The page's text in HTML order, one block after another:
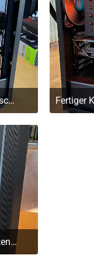
Pure Base 500DX Midi-Tower - schwarz
Fertiger Komplett-PC (ohne Seitenscheibe)